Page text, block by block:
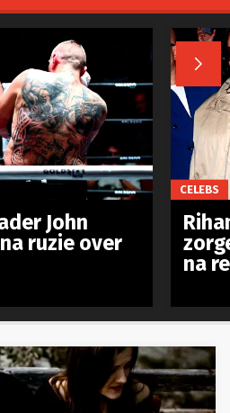

John
ruzie over
CELEBS
na